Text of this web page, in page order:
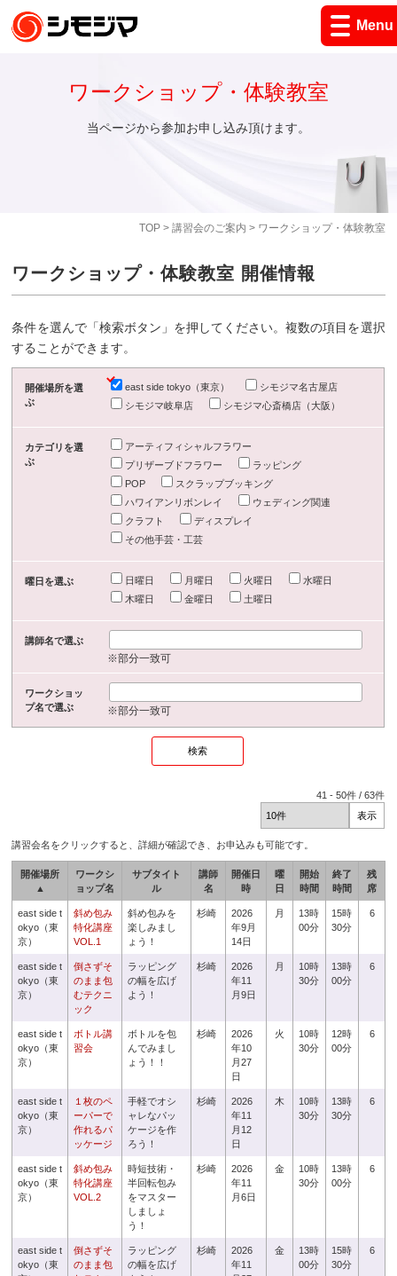
Menu
TOP> 講習会のご案内 > ワークショップ・体験教室
ワークショップ・体験教室
当ページから参加お申し込み頂けます。
ワークショップ・体験教室 開催情報
条件を選んで「検索ボタン」を押してください。複数の項目を選択
することができます。
開催場所を選
ぶ
east side tokyo（東京）
シモジマ名古屋店
シモジマ岐阜店
シモジマ心斎橋店（大阪）
カテゴリを選
ぶ
アーティフィシャルフラワー
プリザーブドフラワー
ラッピング
POP
スクラップブッキング
ハワイアンリボンレイ
ウェディング関連
クラフト
ディスプレイ
その他手芸・工芸
曜日を選ぶ 日曜日 月曜日 火曜日
水曜日
木曜日
金曜日 土曜日
講師名で選ぶ
※部分一致可
ワークショッ
プ名で選ぶ
※部分一致可
41 -50件 /63件
講習会名をクリックすると、詳細が確認でき、お申込みも可能です。
開催場所
▲
ワークシ
ョップ名
サブタイト
ル
講師
名
開催日
時
曜
日
開始
時間
終了
時間
残
席
east side t
okyo（東
京）
斜め包み
特化講座
VOL.1
斜め包みを
楽しみまし
ょう！
杉崎
2026
年9月
14日
月
13時
00分
15時
30分
6
east side t
okyo（東
京）
倒さずそ
のまま包
むテクニ
ック
ラッピング
の幅を広げ
よう！
杉崎
2026
年11
月9日
月
10時
30分
13時
00分
6
east side t
okyo（東
京）
ボトル講
習会
ボトルを包
んでみまし
ょう！！
杉崎
2026
年10
月27
日
火
10時
30分
12時
00分
6
east side t
okyo（東
京）
１枚のペ
ーパーで
作れるパ
ッケージ
手軽でオシ
ャレなパッ
ケージを作
ろう！
杉崎
2026
年11
月12
日
木
10時
30分
13時
30分
6
east side t
okyo（東
京）
斜め包み
特化講座
VOL.2
時短技術・
半回転包み
をマスター
しましょ
う！
杉崎
2026
年11
月6日
金
10時
30分
13時
00分
6
east side t
okyo（東
倒さずそ
のまま包
ラッピング
の幅を広げ
杉崎
2026
年11
金
13時
00分
15時
30分
6